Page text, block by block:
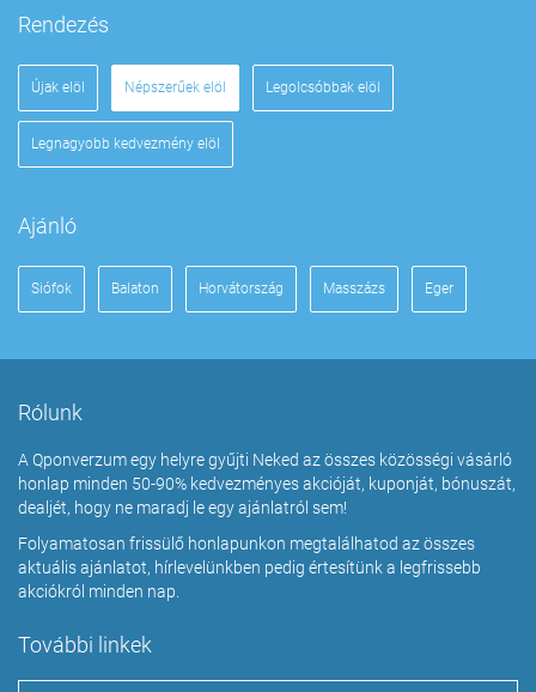
Rendezés
Újak elöl Népszerűek elöl Legolcsóbbak elöl
Legnagyobb kedvezmény elöl
Ajánló
Siófok Balaton Horvátország Masszázs Eger
Rólunk
A Qponverzum egy helyre gyűjti Neked az összes közösségi vásárló
honlap minden 50-90% kedvezményes akcióját, kuponját, bónuszát,
dealjét, hogy ne maradj le egy ajánlatról sem!
Folyamatosan frissülő honlapunkon megtalálhatod az összes
aktuális ajánlatot, hírlevelünkben pedig értesítünk a legfrissebb
akciókról minden nap.
További linkek